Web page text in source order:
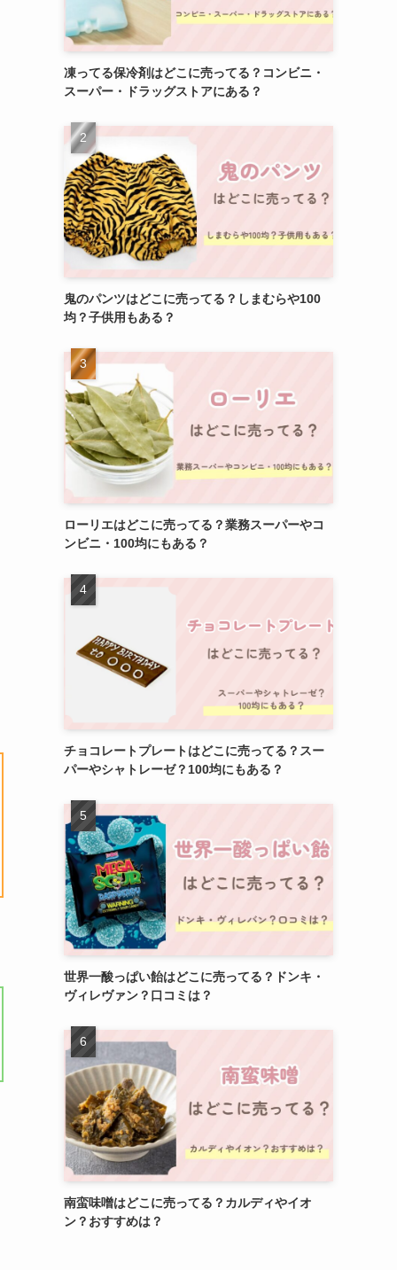
凍ってる保冷剤はどこに売ってる？コンビニ・
スーパー・ドラッグストアにある？
鬼のパンツはどこに売ってる？しまむらや100
均？子供用もある？
ローリエはどこに売ってる？業務スーパーやコ
ンビニ・100均にもある？
チョコレートプレートはどこに売ってる？スー
パーやシャトレーゼ？100均にもある？
世界一酸っぱい飴はどこに売ってる？ドンキ・
ヴィレヴァン？口コミは？
南蛮味噌はどこに売ってる？カルディやイオ
ン？おすすめは？